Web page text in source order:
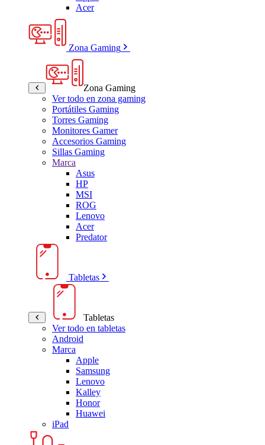
Acer
Zona Gaming
Zona Gaming
Ver todo en zona gaming
Portátiles Gaming
Torres Gaming
Monitores Gamer
Accesorios Gaming
Sillas Gaming
Marca
Asus
HP
MSI
ROG
Lenovo
Acer
Predator
Tabletas
Tabletas
Ver todo en tabletas
Android
Marca
Apple
Samsung
Lenovo
Kalley
Honor
Huawei
iPad